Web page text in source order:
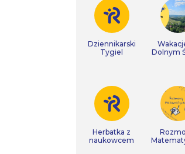
Dziennikarski
Tygiel
Dolnym
Herbatka z
naukowcem